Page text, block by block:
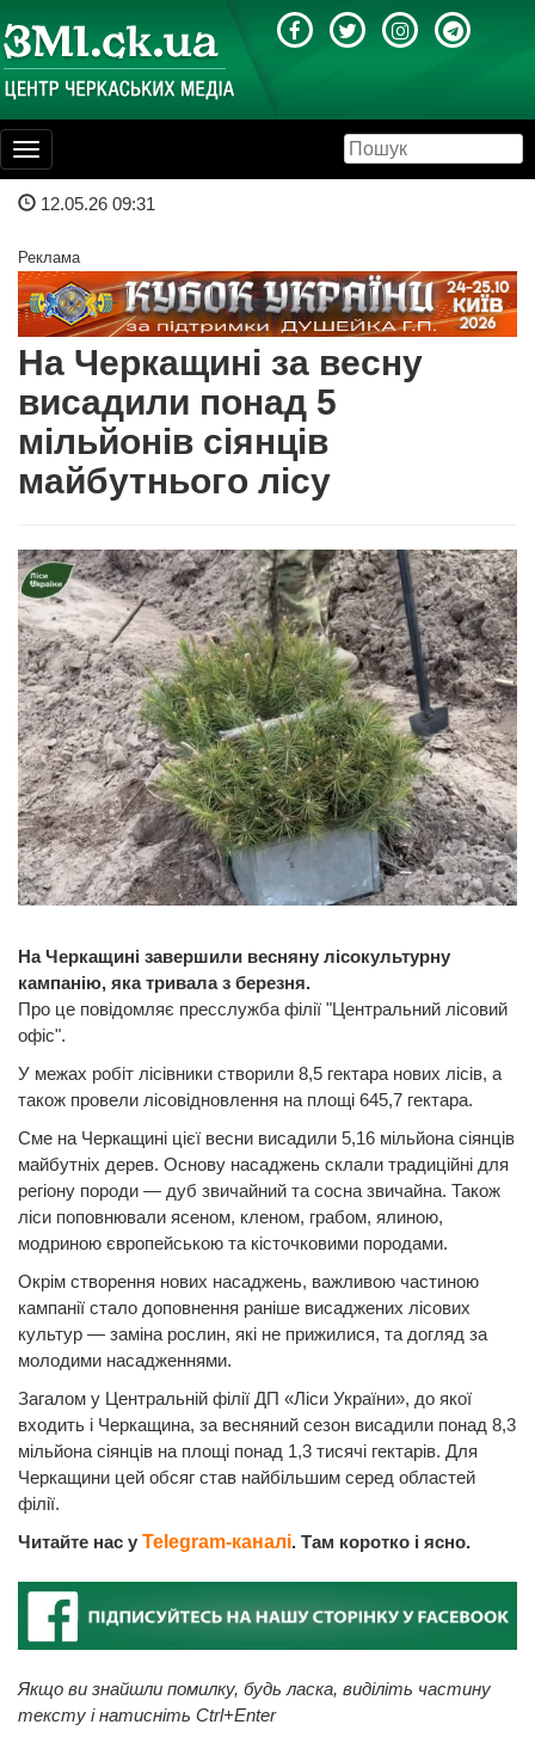
Toggle
navigation
12.05.26 09:31
Реклама
На Черкащині за весну
висадили понад 5
мільйонів сіянців
майбутнього лісу
На Черкащині завершили весняну лісокультурну
кампанію, яка тривала з березня.
Про це повідомляє пресслужба філії "Центральний лісовий
офіс".
У межах робіт лісівники створили 8,5 гектара нових лісів, а
також провели лісовідновлення на площі 645,7 гектара.
Сме на Черкащині цієї весни висадили 5,16 мільйона сіянців
майбутніх дерев. Основу насаджень склали традиційні для
регіону породи — дуб звичайний та сосна звичайна. Також
ліси поповнювали ясеном, кленом, грабом, ялиною,
модриною європейською та кісточковими породами.
Окрім створення нових насаджень, важливою частиною
кампанії стало доповнення раніше висаджених лісових
культур — заміна рослин, які не прижилися, та догляд за
молодими насадженнями.
Загалом у Центральній філії ДП «Ліси України», до якої
входить і Черкащина, за весняний сезон висадили понад 8,3
мільйона сіянців на площі понад 1,3 тисячі гектарів. Для
Черкащини цей обсяг став найбільшим серед областей
філії.
Читайте нас у Telegram-каналі. Там коротко і ясно.
Якщо ви знайшли помилку, будь ласка, виділіть частину
тексту і натисніть Ctrl+Enter